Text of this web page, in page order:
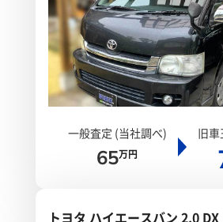
一般査定 (当社調べ)
65万円
旧
トヨタ ハイエースバン 2.0